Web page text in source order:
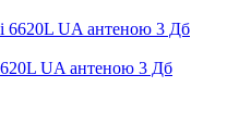
UA антеною 3 Дб